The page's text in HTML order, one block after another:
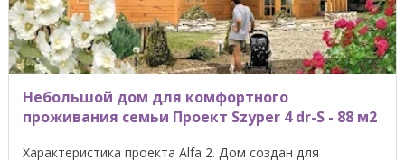
Небольшой дом для комфортного
проживания семьи Проект Szyper 4 dr-S - 88 м2
Характеристика проекта Alfa 2. Дом создан для